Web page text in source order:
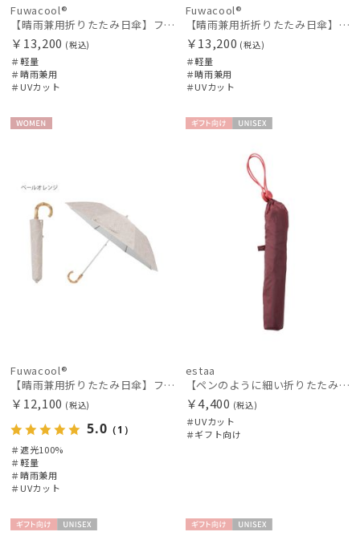
Fuwacool®
【晴雨兼用折りたたみ日傘】フワクール®ホワイト（Fuwacool® White）ボタニカル 遮光100％ 遮熱 UV100％
￥13,200 (税込)
＃軽量
＃晴雨兼用
＃UVカット
Fuwacool®
【晴雨兼用折折りたたみ日傘】フワクール®ホワイト（Fuwacool® White）ボタニカル 遮光100% 遮熱 UV100% ハンドル付き
￥13,200 (税込)
＃軽量
＃晴雨兼用
＃UVカット
Fuwacool®
【晴雨兼用折りたたみ日傘】フワクール®ホワイト（Fuwacool® White）ラインフラワー 遮光100 UV100 ハンドル付き
￥12,100 (税込)
5.0 （1）
＃遮光100%
＃軽量
＃晴雨兼用
＃UVカット
estaa
【ペンのように細い折りたたみ傘】Pitaa pen プレーン50
￥4,400 (税込)
＃UVカット
＃ギフト向け